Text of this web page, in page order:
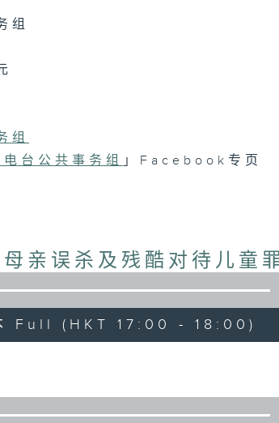
组
组
台公共事务组 」Facebook专页
亲误杀及残酷对待儿童
Full (HKT 17:00 - 18:00)